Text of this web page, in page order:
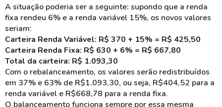
A situação poderia ser a seguinte: supondo que a renda
fixa rendeu 6% e a renda variável 15%, os novos valores
seriam:
Carteira Renda Variável: R$ 370 + 15% = R$ 425,50
Carteira Renda Fixa: R$ 630 + 6% = R$ 667,80
Total da carteira: R$ 1.093,30
Com o rebalanceamento, os valores serão redistribuídos
em 37% e 63% de R$1.093,30, ou seja, R$404,52 para a
renda variável e R$668,78 para a renda fixa.
O balanceamento funciona sempre por essa mesma